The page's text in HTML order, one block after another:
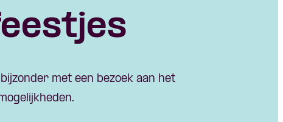
met een bezoek aan het